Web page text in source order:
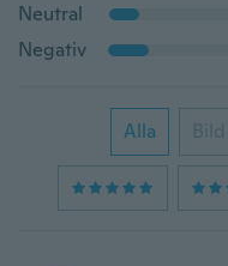
Neutral
Negativ
Alla Bild